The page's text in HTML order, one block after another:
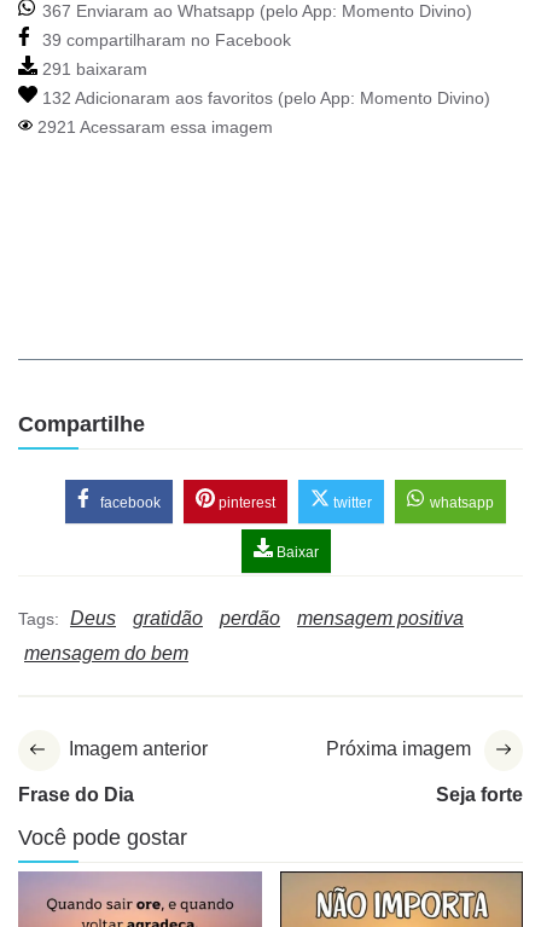
367 Enviaram ao Whatsapp (pelo App: Momento Divino)
39 compartilharam no Facebook
291 baixaram
132 Adicionaram aos favoritos (pelo App: Momento Divino)
2921 Acessaram essa imagem
Compartilhe
facebook pinterest twitter whatsapp
Baixar
Tags: Deus gratidão perdão
mensagem positiva
mensagem do bem
Imagem anterior
Frase do Dia
Próxima imagem
Seja forte
Você pode gostar